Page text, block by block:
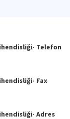
Telefon
Fax
Adres